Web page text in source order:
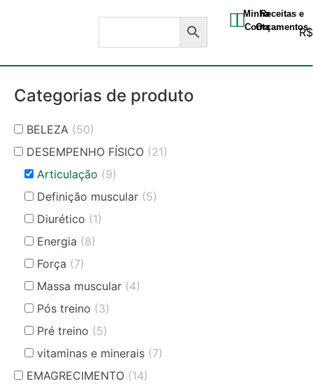
Minha
Conta
Receitas e
Orçamentos
R$
Categorias de produto
BELEZA (50)
DESEMPENHO FÍSICO (21)
Articulação (9)
Definição muscular (5)
Diurético (1)
Energia (8)
Força (7)
Massa muscular (4)
Pós treino (3)
Pré treino (5)
vitaminas e minerais (7)
EMAGRECIMENTO (14)